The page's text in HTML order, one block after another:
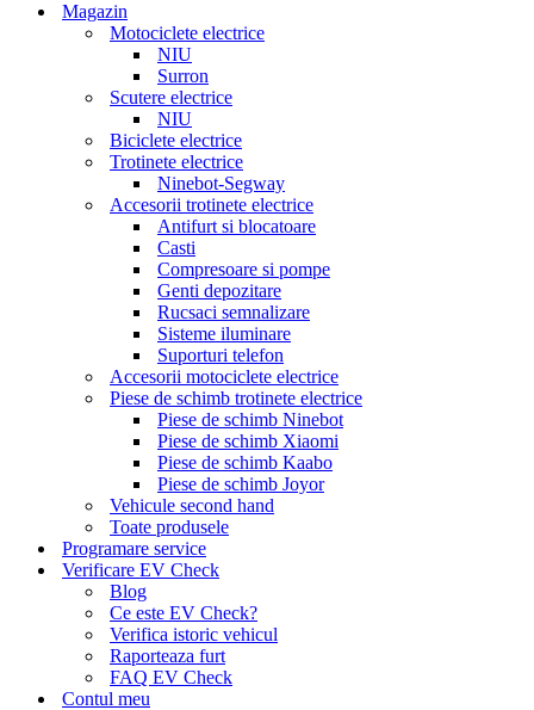
Magazin
Motociclete electrice
NIU
Surron
Scutere electrice
NIU
Biciclete electrice
Trotinete electrice
Ninebot-Segway
Accesorii trotinete electrice
Antifurt si blocatoare
Casti
Compresoare si pompe
Genti depozitare
Rucsaci semnalizare
Sisteme iluminare
Suporturi telefon
Accesorii motociclete electrice
Piese de schimb trotinete electrice
Piese de schimb Ninebot
Piese de schimb Xiaomi
Piese de schimb Kaabo
Piese de schimb Joyor
Vehicule second hand
Toate produsele
Programare service
Verificare EV Check
Blog
Ce este EV Check?
Verifica istoric vehicul
Raporteaza furt
FAQ EV Check
Contul meu